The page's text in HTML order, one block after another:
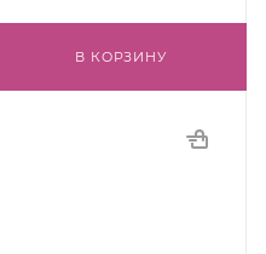
В КОРЗИНУ